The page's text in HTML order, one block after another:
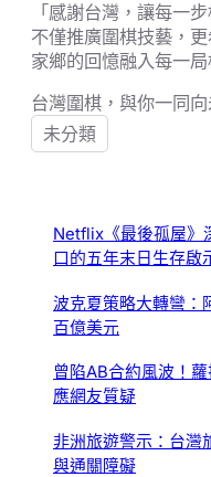
「感謝台灣，讓每一
不僅推廣圍棋技藝，
家鄉的回憶融入每一
台灣圍棋，與你一同向
未分類
Netflix《最後孤屋》
口的五年末日生存啟
波克夏策略大轉彎：
百億美元
曾陷AB合約風波！
應網友質疑
非洲旅遊警示：台灣
與通關障礙